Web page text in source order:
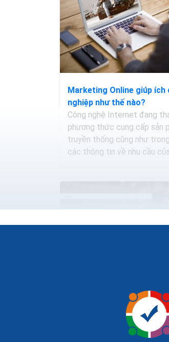
Marketing Online giúp ích
nghiệp như thế nào?
Công nghệ Internet đang
phương thức cung cấp sản
truyền thống cũng như
các thông tin về nhu cầu
Marketing cho hoạt động